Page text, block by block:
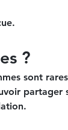
?
sont